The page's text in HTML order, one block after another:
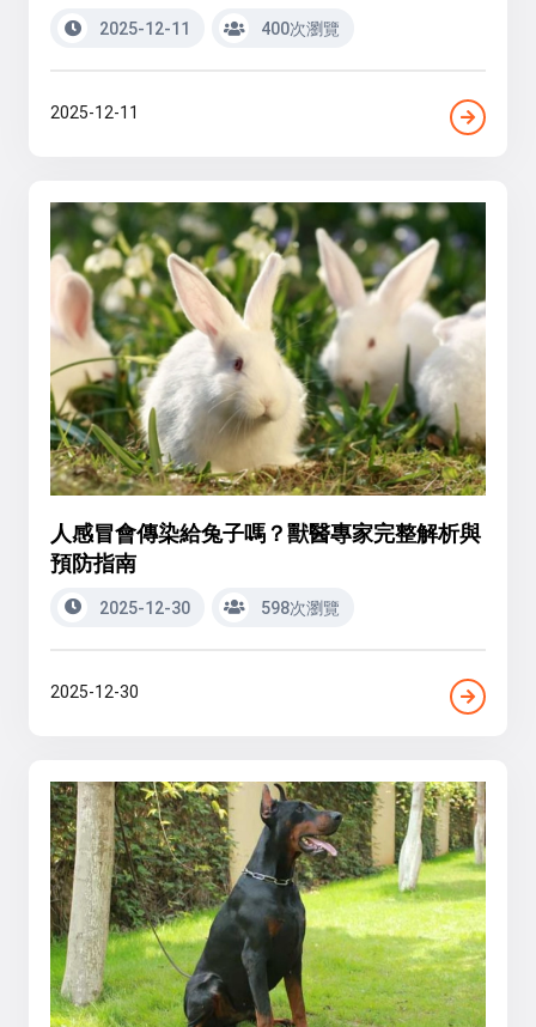
2025-12-11 400次瀏覽
2025-12-11
人感冒會傳染給兔子嗎？獸醫專家完整解析與
預防指南
2025-12-30 598次瀏覽
2025-12-30